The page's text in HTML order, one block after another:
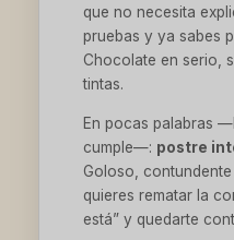
que no necesita
pruebas y ya sabes
Chocolate en serio,
tintas.
En pocas palabras
cumple—: postre
Goloso,
quieres rematar la
está” y quedarte